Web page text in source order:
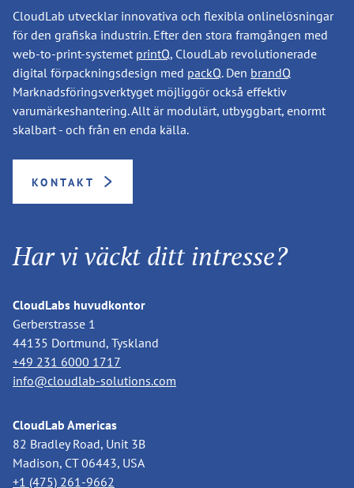
CloudLab utvecklar innovativa och flexibla onlinelösningar
för den grafiska industrin. Efter den stora framgången med
web-to-print-systemet printQ, CloudLab revolutionerade
digital förpackningsdesign med packQ. Den brandQ
Marknadsföringsverktyget möjliggör också effektiv
varumärkeshantering. Allt är modulärt, utbyggbart, enormt
skalbart - och från en enda källa.
KONTAKT
Har vi väckt ditt intresse?
CloudLabs huvudkontor
Gerberstrasse 1
44135 Dortmund, Tyskland
+49 231 6000 1717
info@cloudlab-solutions.com
CloudLab Americas
82 Bradley Road, Unit 3B
Madison, CT 06443, USA
+1 (475) 261-9662